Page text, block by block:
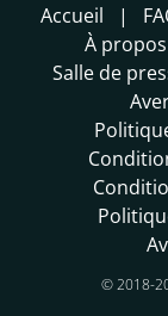
Accueil
À
Salle de
© 2018-